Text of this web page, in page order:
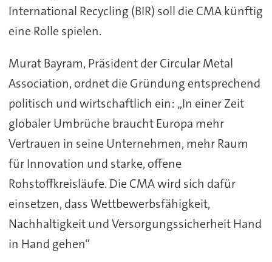
International Recycling (BIR) soll die CMA künftig
eine Rolle spielen.
Murat Bayram, Präsident der Circular Metal
Association, ordnet die Gründung entsprechend
politisch und wirtschaftlich ein: „In einer Zeit
globaler Umbrüche braucht Europa mehr
Vertrauen in seine Unternehmen, mehr Raum
für Innovation und starke, offene
Rohstoffkreisläufe. Die CMA wird sich dafür
einsetzen, dass Wettbewerbsfähigkeit,
Nachhaltigkeit und Versorgungssicherheit Hand
in Hand gehen“